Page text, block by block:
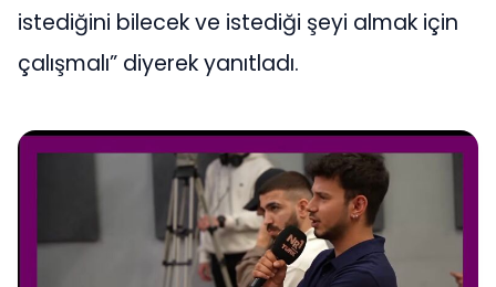
istediğini bilecek ve istediği şeyi almak için
çalışmalı” diyerek yanıtladı.